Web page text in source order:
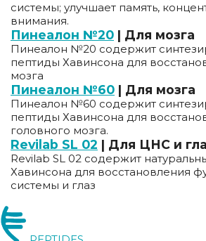
системы; улучшает память,
внимания.
Пинеалон №20 | Для мозга
Пинеалон №20 содержит
пептиды Хавинсона для
мозга
Пинеалон №60 | Для мозга
Пинеалон №60 содержит
пептиды Хавинсона для
головного мозга.
Revilab SL 02 | Для ЦНС и
Revilab SL 02 содержит
Хавинсона для восстановления
системы и глаз